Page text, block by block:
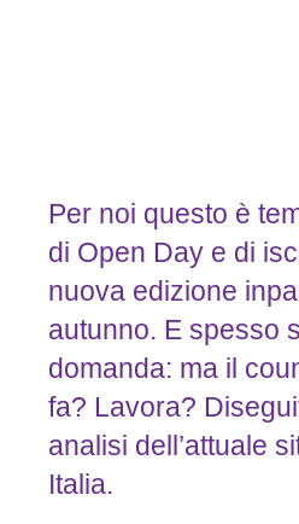
Per noi questo è
di Open Day e di
nuova edizione
autunno. E spesso
domanda: ma il
fa? Lavora?
analisi dell’attuale
Italia.